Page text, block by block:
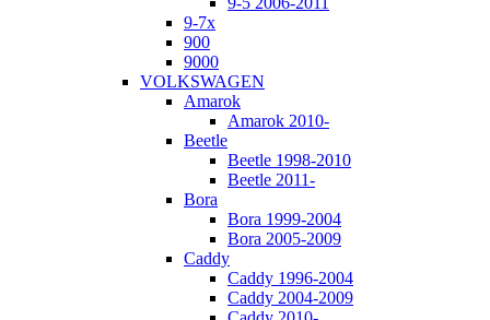
9-7x
900
9000
VOLKSWAGEN
Amarok
Amarok 2010-
Beetle
Beetle 1998-2010
Beetle 2011-
Bora
Bora 1999-2004
Bora 2005-2009
Caddy
Caddy 1996-2004
Caddy 2004-2009